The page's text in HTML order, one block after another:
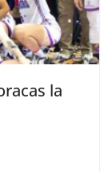
la